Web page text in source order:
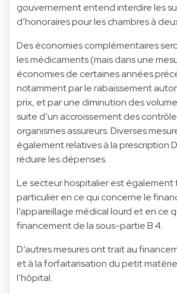
gouvernement entend interdire les
d’honoraires pour les chambres à
Des économies complémentaires
les médicaments (mais dans une
économies de certaines années
notamment par le rabaissement
prix, et par une diminution des
suite d’un accroissement des
organismes assureurs. Diverses
également relatives à la prescription
réduire les dépenses.
Le secteur hospitalier est également
particulier en ce qui concerne le
l’appareillage médical lourd et en ce
financement de la sous-partie B 4.
D’autres mesures ont trait au
et à la forfaitarisation du petit
l’hôpital.